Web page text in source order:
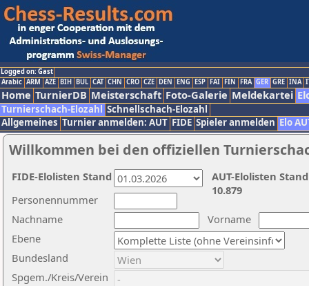
Logged on: Gast
Arabic ARM AZE BIH BUL CAT CHN CRO CZE DEN ENG ESP FAI FIN FRA GER GRE INA
Home TurnierDB Meisterschaft Foto-Galerie Meldekartei
Turnierschach-Elozahl Schnellschach-Elozahl
Allgemeines Turnier anmelden: AUT FIDE Spieler anmelden Elo
Willkommen bei den offiziellen
Nachname
Vorname
Ebene
Personennummer
Bundesland
Spgem./Kreis/Verein
AUT-Elolisten
10.879
FIDE-Elolisten Stand